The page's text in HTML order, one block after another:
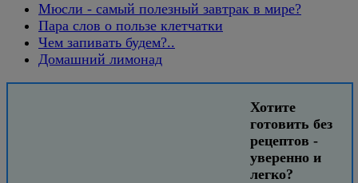
Мюсли - самый полезный завтрак в мире?
Пара слов о пользе клетчатки
Чем запивать будем?..
Домашний лимонад
Хотите
готовить без
рецептов -
уверенно и
легко?